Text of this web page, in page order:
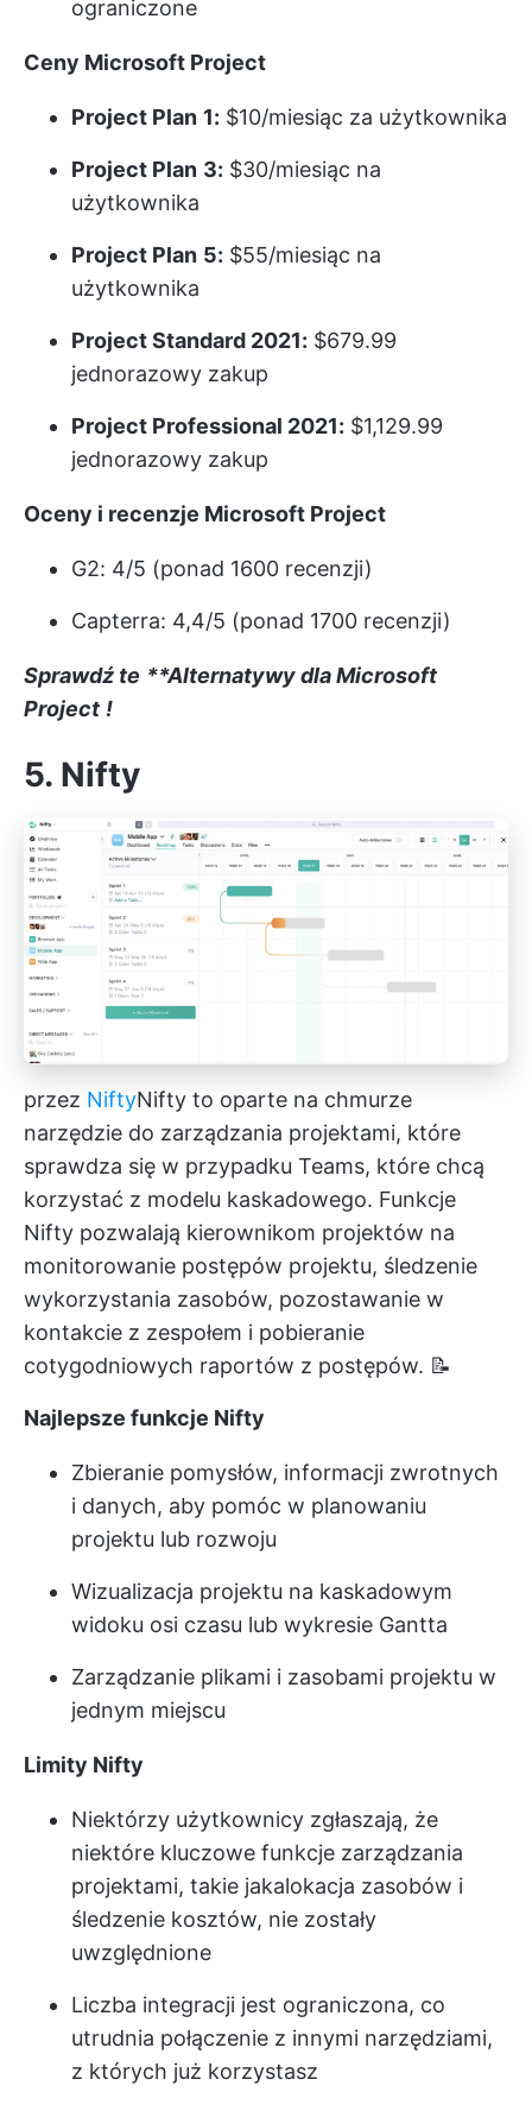
ograniczone
Ceny Microsoft Project
Project Plan 1: $10/miesiąc za użytkownika
Project Plan 3: $30/miesiąc na
użytkownika
Project Plan 5: $55/miesiąc na
użytkownika
Project Standard 2021: $679.99
jednorazowy zakup
Project Professional 2021: $1,129.99
jednorazowy zakup
Oceny i recenzje Microsoft Project
G2: 4/5 (ponad 1600 recenzji)
Capterra: 4,4/5 (ponad 1700 recenzji)
Sprawdź te **Alternatywy dla Microsoft
Project !
5. Nifty
przez NiftyNifty to oparte na chmurze
narzędzie do zarządzania projektami, które
sprawdza się w przypadku Teams, które chcą
korzystać z modelu kaskadowego. Funkcje
Nifty pozwalają kierownikom projektów na
monitorowanie postępów projektu, śledzenie
wykorzystania zasobów, pozostawanie w
kontakcie z zespołem i pobieranie
cotygodniowych raportów z postępów. 📝
Najlepsze funkcje Nifty
Zbieranie pomysłów, informacji zwrotnych
i danych, aby pomóc w planowaniu
projektu lub rozwoju
Wizualizacja projektu na kaskadowym
widoku osi czasu lub wykresie Gantta
Zarządzanie plikami i zasobami projektu w
jednym miejscu
Limity Nifty
Niektórzy użytkownicy zgłaszają, że
niektóre kluczowe funkcje zarządzania
projektami, takie jakalokacja zasobów i
śledzenie kosztów, nie zostały
uwzględnione
Liczba integracji jest ograniczona, co
utrudnia połączenie z innymi narzędziami,
z których już korzystasz